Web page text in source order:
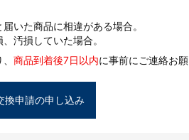
いた商品に相違がある場合。
汚損していた場合。
商品到着後7日以内に事前にご連絡お願
換申請の申し込み